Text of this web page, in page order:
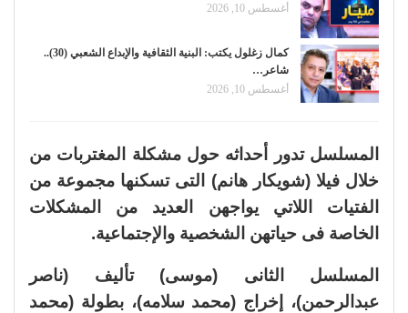
أغسطس 10, 2026
كمال زغلول يكتب: البنية الثقافية والإبداع الشعبي (30)..
شاعر…
أغسطس 10, 2026
المسلسل تدور أحداثه حول مشكلة المغتربات من
خلال فيلا (شويكار هانم) التى تسكنها مجموعة من
الفتيات اللاتي يواجهن العديد من المشكلات
الخاصة فى حياتهن الشخصية والإجتماعية.
المسلسل الثانى (موسى) تأليف (ناصر
عبدالرحمن)، إخراج (محمد سلامه)، بطولة (محمد